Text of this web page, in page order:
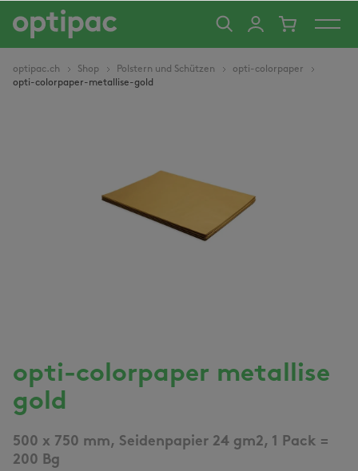
springen
optipac.ch Shop Polstern und Schützen
opti-colorpaper
opti-colorpaper-metallise-gold
opti-colorpaper metallise
gold
500 x 750 mm, Seidenpapier 24 gm2, 1 Pack =
200 Bg